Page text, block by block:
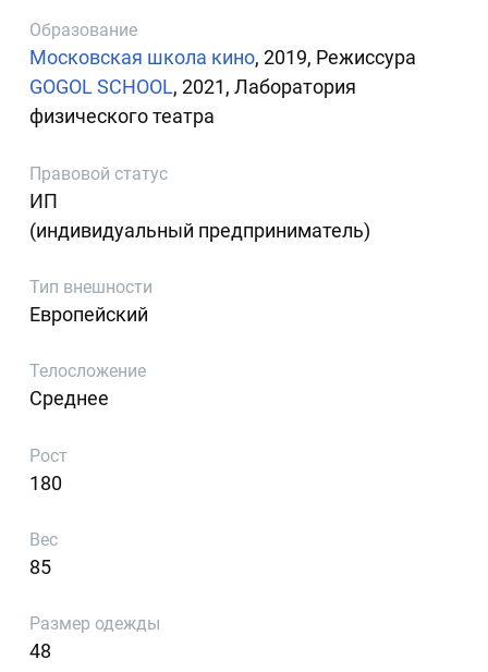
Образование
Московская школа кино, 2019, Режиссура
GOGOL SCHOOL, 2021, Лаборатория
физического театра
Правовой статус
ИП
(индивидуальный предприниматель)
Тип внешности
Европейский
Телосложение
Среднее
Рост
180
Вес
85
Размер одежды
48